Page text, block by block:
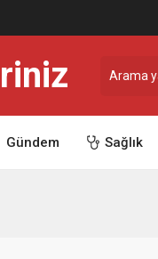
Gündem Sağlık